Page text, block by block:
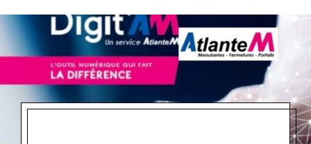
Batimedialive